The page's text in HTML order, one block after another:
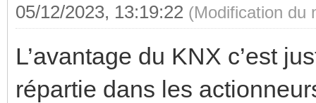
05/12/2023, 13:19:22 (Modification du
L’avantage du KNX c’est
répartie dans les